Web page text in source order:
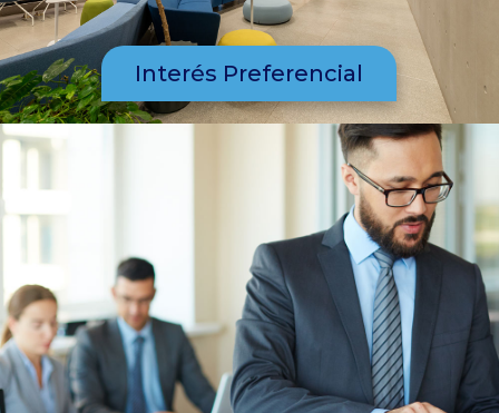
Interés Preferencial